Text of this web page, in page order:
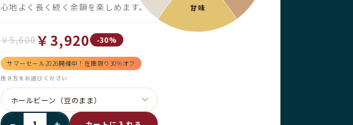
甘味
心地よく長く続く余韻を楽しめます。
￥5,600￥3,920 -30%
サマーセール2026開催中！在庫限り30%オフ
挽き方をお選びください